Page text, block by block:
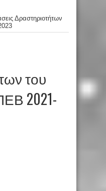
Δραστηριοτήτων
του
2021-